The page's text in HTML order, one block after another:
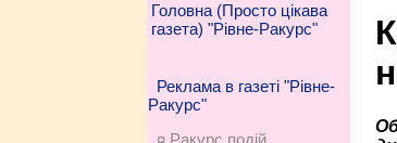
Головна (Просто цікава
газета) "Рівне-Ракурс"
Реклама в газеті "Рівне-
Ракурс"
¤ Ракурс подій